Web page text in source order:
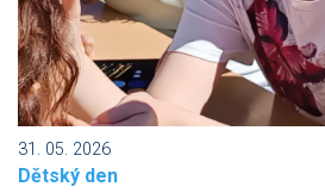
31. 05. 2026
Dětský den